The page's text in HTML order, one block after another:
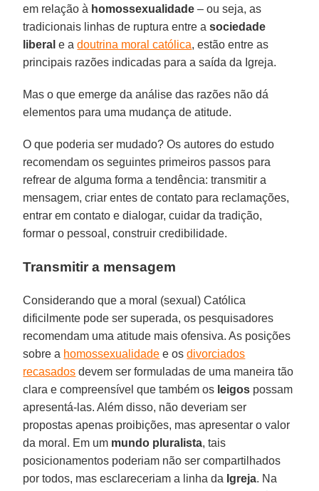
em relação à homossexualidade – ou seja, as
tradicionais linhas de ruptura entre asociedade
liberal e adoutrina moral católica, estão entre as
principais razões indicadas para a saída da Igreja.
Mas o que emerge da análise das razões não dá
elementos para uma mudança de atitude.
O que poderia ser mudado? Os autores do estudo
recomendam os seguintes primeiros passos para
refrear de alguma forma a tendência: transmitir a
mensagem, criar entes de contato para reclamações,
entrar em contato e dialogar, cuidar da tradição,
formar o pessoal, construir credibilidade.
Transmitir a mensagem
Considerando que a moral (sexual) Católica
dificilmente pode ser superada, os pesquisadores
recomendam uma atitude mais ofensiva. As posições
sobre a homossexualidade e osdivorciados
recasados devem ser formuladas de uma maneira tão
clara e compreensível que também os leigos possam
apresentá-las. Além disso, não deveriam ser
propostas apenas proibições, mas apresentar o valor
da moral. Em um mundo pluralista, tais
posicionamentos poderiam não ser compartilhados
por todos, mas esclareceriam a linha da Igreja. Na